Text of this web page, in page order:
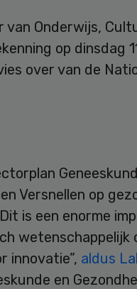
Onderwijs,
op dinsdag
over van de
Versnellen op
is een enorme
wetenschappelijk
innovatie”, aldus
en